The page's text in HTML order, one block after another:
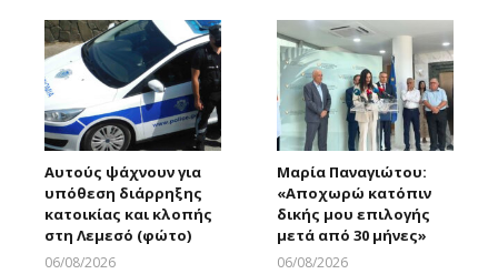
Αυτούς ψάχνουν για
υπόθεση διάρρηξης
κατοικίας και κλοπής
στη Λεμεσό (φώτο)
06/08/2026
Μαρία Παναγιώτου:
«Αποχωρώ κατόπιν
δικής μου επιλογής
μετά από 30 μήνες»
06/08/2026